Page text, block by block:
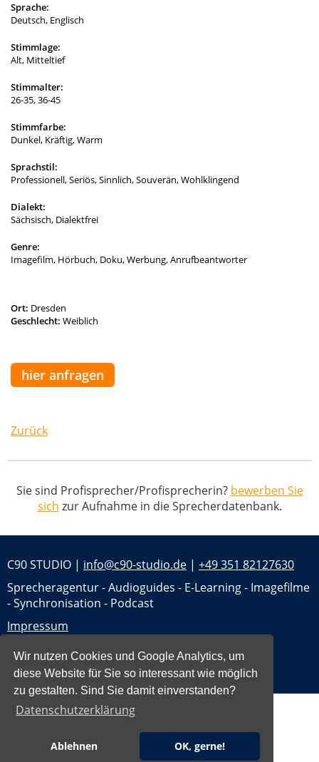
Wir nutzen Cookies und Google Analytics, um
diese Website für Sie so interessant wie möglich
zu gestalten. Sind Sie damit einverstanden?
Datenschutzerklärung
Ablehnen OK, gerne!
Ort: Dresden
Geschlecht: Weiblich
hier anfragen
Zurück
Sprache:
Deutsch, Englisch
Stimmlage:
Alt, Mitteltief
Stimmalter:
26-35, 36-45
Stimmfarbe:
Dunkel, Kräftig, Warm
Sprachstil:
Professionell, Seriös, Sinnlich, Souverän, Wohlklingend
Dialekt:
Sächsisch, Dialektfrei
Genre:
Imagefilm, Hörbuch, Doku, Werbung, Anrufbeantworter
Sie sind Profisprecher/Profisprecherin? bewerben Sie
sich zur Aufnahme in die Sprecherdatenbank.
C90 STUDIO | info@c90-studio.de | +49 351 82127630
Sprecheragentur - Audioguides - E-Learning - Imagefilme
- Synchronisation - Podcast
Impressum
Datenschutz
Jobs